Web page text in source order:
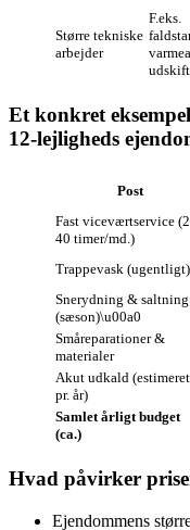
Større tekniske
arbejder
F.eks.
Et konkret
12‑lejligheds
Post
Fast viceværtservice
40 timer/md.)
Trappevask (ugentligt)
Snerydning & saltning
(sæson)\u00a0
Småreparationer &
materialer
Akut udkald (estimeret
pr. år)
Samlet årligt budget
(ca.)
Hvad påvirker
Ejendommens